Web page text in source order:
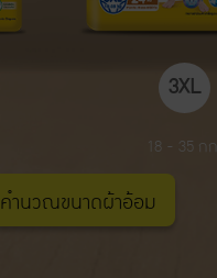
3XL
18 - 35 กก.
คำนวณขนาดผ้าอ้อม